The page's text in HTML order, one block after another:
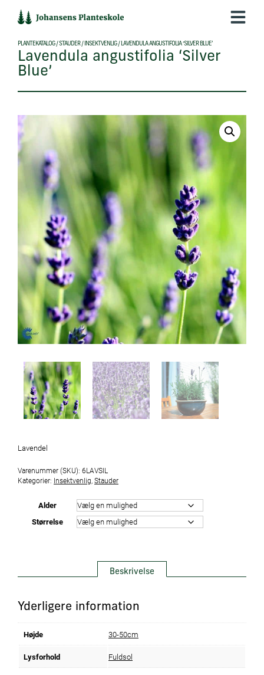
indholdet
PLANTEKATALOG/ STAUDER/ INSEKTVENLIG/ LAVENDULA ANGUSTIFOLIA ‘SILVER BLUE’
Lavendula angustifolia ‘Silver
Blue’
Lavendel
Varenummer (SKU): 6LAVSIL
Kategorier: Insektvenlig Stauder
Alder
Størrelse
Beskrivelse
Yderligere information
Højde 30-50cm
Lysforhold Fuldsol